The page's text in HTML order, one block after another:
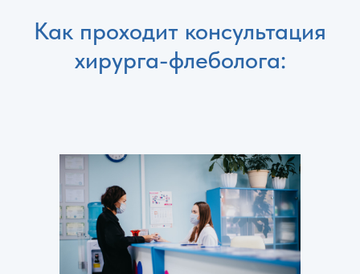
Как проходит консультация
хирурга-флеболога: